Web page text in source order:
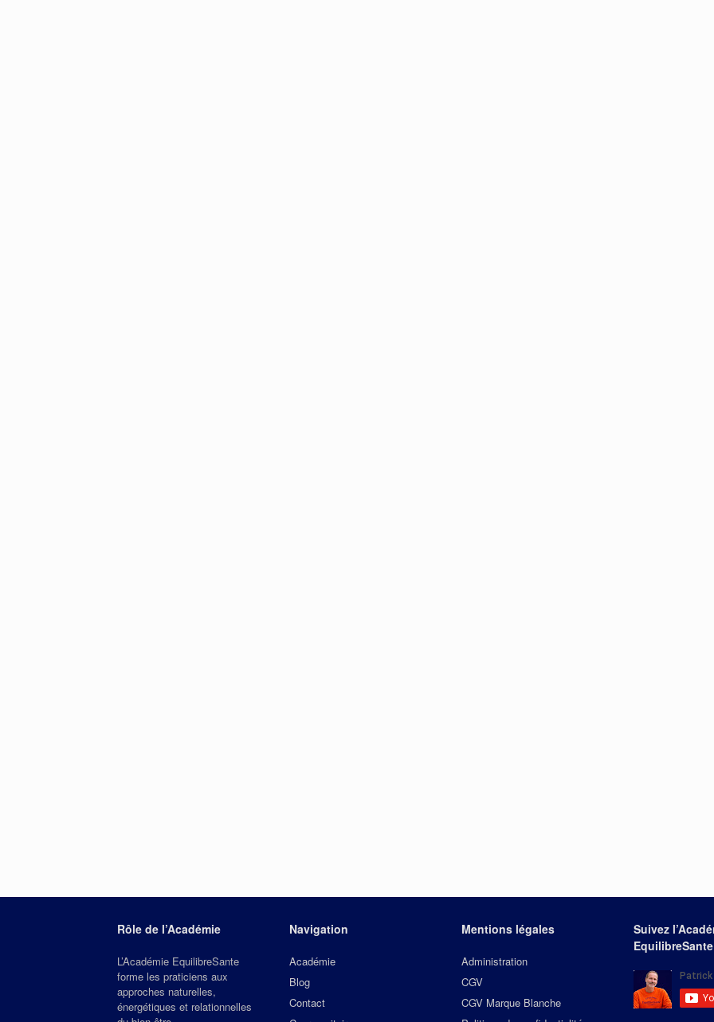
Rôle de l’Académie
L’Académie EquilibreSante
forme les praticiens aux
approches naturelles,
énergétiques et relationnelles
Navigation
Académie
Blog
Contact
Mentions légales
Administration
CGV
CGV Marque Blanche
Suivez
EquilibreSante